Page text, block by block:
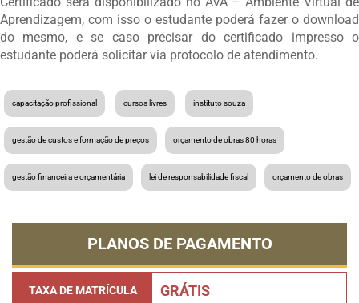
Aprendizagem, com isso o estudante poderá fazer o download
do mesmo, e se caso precisar do certificado impresso o
estudante poderá solicitar via protocolo de atendimento.
capacitação profissional cursos livres instituto souza
gestão de custos e formação de preços orçamento de obras 80 horas
gestão financeira e orçamentária lei de responsabilidade fiscal orçamento de obras
PLANOS DE PAGAMENTO
TAXA DE MATRÍCULA GRÁTIS